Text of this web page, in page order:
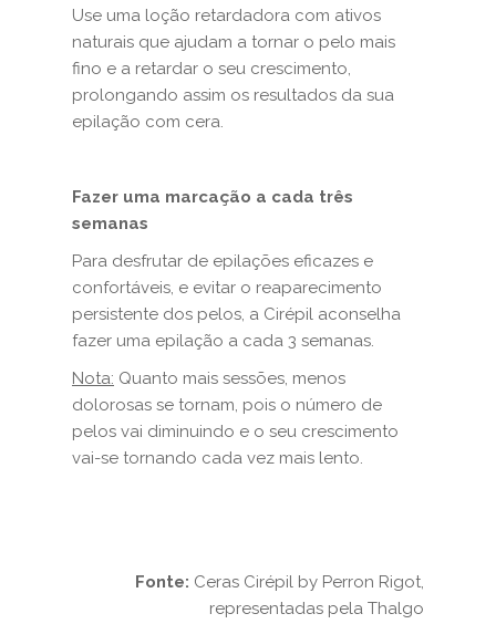
Use uma loção retardadora com ativos
naturais que ajudam a tornar o pelo mais
fino e a retardar o seu crescimento,
prolongando assim os resultados da sua
epilação com cera.
Fazer uma marcação a cada três
semanas
Para desfrutar de epilações eficazes e
confortáveis, e evitar o reaparecimento
persistente dos pelos, a Cirépil aconselha
fazer uma epilação a cada 3 semanas.
Nota: Quanto mais sessões, menos
dolorosas se tornam, pois o número de
pelos vai diminuindo e o seu crescimento
vai-se tornando cada vez mais lento.
Fonte: Ceras Cirépil by Perron Rigot,
representadas pela Thalgo